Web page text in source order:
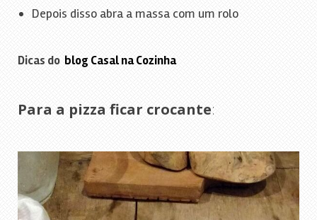
Depois disso abra a massa com um rolo
Dicas do blog Casal na Cozinha
Para a pizza ficar crocante: